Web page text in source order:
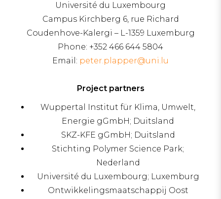
Université du Luxembourg
Campus Kirchberg 6, rue Richard
Coudenhove-Kalergi – L-1359 Luxemburg
Phone: +352 466 644 5804
Email: peter.plapper@uni.lu
Project partners
Wuppertal Institut für Klima, Umwelt,
Energie gGmbH; Duitsland
SKZ-KFE gGmbH; Duitsland
Stichting Polymer Science Park;
Nederland
Université du Luxembourg; Luxemburg
Ontwikkelingsmaatschappij Oost